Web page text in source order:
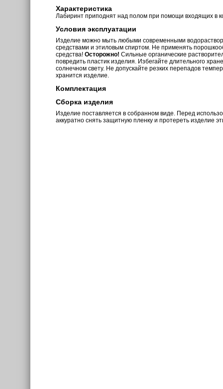
Характеристика
Лабиринт приподнят над полом при помощи входящих в
Условия эксплуатации
Изделие можно мыть любыми современными
средствами и этиловым спиртом. Не применять
средства!Осторожно! Сильные органические
повредить пластик изделия. Избегайте длительного
солнечном свету. Не допускайте резких перепадов
хранится изделие.
Комплектация
Сборка изделия
Изделие поставляется в собранном виде. Перед
аккуратно снять защитную пленку и протереть изделие